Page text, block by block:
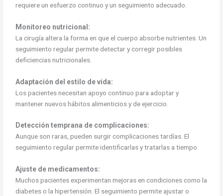
requiere un esfuerzo continuo y un seguimiento adecuado.
Monitoreo nutricional:
La cirugía altera la forma en que el cuerpo absorbe nutrientes. Un
seguimiento regular permite detectar y corregir posibles
deficiencias nutricionales.
Adaptación del estilo de vida:
Los pacientes necesitan apoyo continuo para adoptar y
mantener nuevos hábitos alimenticios y de ejercicio.
Detección temprana de complicaciones:
Aunque son raras, pueden surgir complicaciones tardías. El
seguimiento regular permite identificarlas y tratarlas a tiempo.
Ajuste de medicamentos:
Muchos pacientes experimentan mejoras en condiciones como la
diabetes o la hipertensión. El seguimiento permite ajustar o